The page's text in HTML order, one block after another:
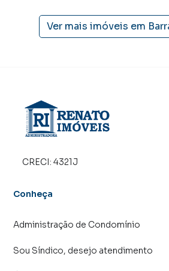
não estando na cidade e com a
online, direto do seu computador ou
Anuncie seu imóvel! É fácil, rápido e
IMÓVEIS é uma imobiliária digital
cidades do Brasil, incluindo Maricá.
Na RENATO IMÓVEIS você
tradicionais. Já vendemos e locamos
campanhas específicas para Maricá,
o número de contatos interessados
consequência uma maior chance de
Ver mais imóveis em
CRECI: 4321J
Conheça
Administração de Condomínio
Sou Síndico, desejo atendimento